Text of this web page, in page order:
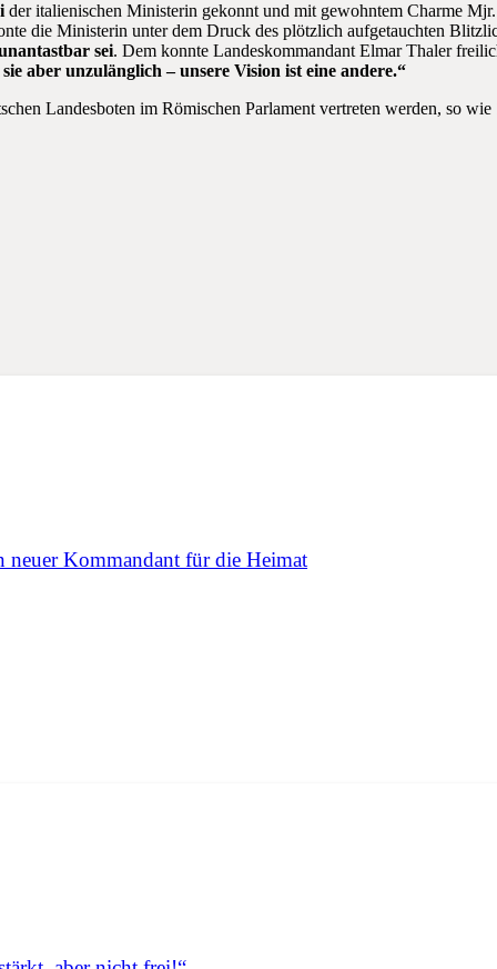
der italienischen Ministerin gekonnt und mit gewohntem Charme
die Ministerin unter dem Druck des plötzlich aufgetauchten
sei. Dem konnte Landeskommandant Elmar Thaler
aber unzulänglich – unsere Vision ist eine andere.“
Landesboten im Römischen Parlament vertreten werden, so
neuer Kommandant für die Heimat